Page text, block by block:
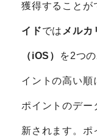
獲得することが
イドでは メル
（iOS） を2つ
イントの高い順
ポイントのデー
新されます。ポ